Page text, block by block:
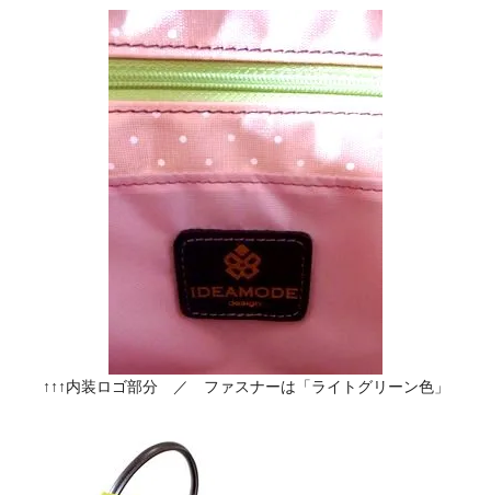
↑↑↑内装ロゴ部分 ／ ファスナーは「ライトグリーン色」